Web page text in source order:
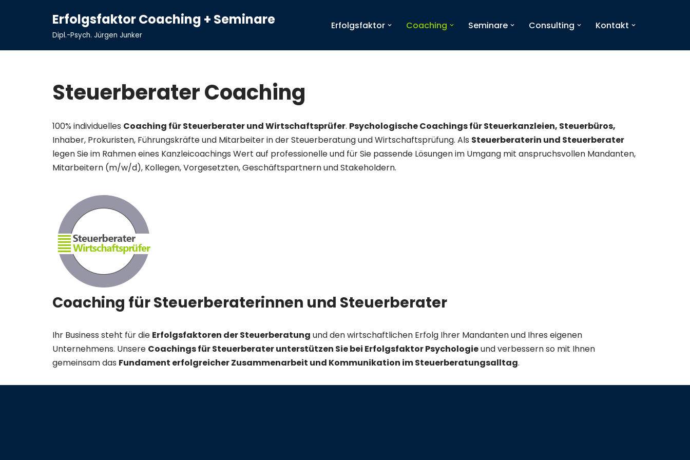
Erfolgsfaktor Coaching + Seminare
Dipl.-Psych. Jürgen Junker
Erfolgsfaktor Coaching Seminare Consulting Kontakt
Steuerberater Coaching
100% individuelles Coaching für Steuerberater und Wirtschaftsprüfer. Psychologische Coachings für Steuerkanzleien, Steuerbüros,
Inhaber, Prokuristen, Führungskräfte und Mitarbeiter in der Steuerberatung und Wirtschaftsprüfung. Als Steuerberaterin und Steuerberater
legen Sie im Rahmen eines Kanzleicoachings Wert auf professionelle und für Sie passende Lösungen im Umgang mit anspruchsvollen Mandanten,
Mitarbeitern (m/w/d), Kollegen, Vorgesetzten, Geschäftspartnern und Stakeholdern.
Coaching für Steuerberaterinnen und Steuerberater
Ihr Business steht für die Erfolgsfaktoren der Steuerberatung und den wirtschaftlichen Erfolg Ihrer Mandanten und Ihres eigenen
Unternehmens. Unsere Coachings für Steuerberater unterstützen Sie bei Erfolgsfaktor Psychologieund verbessern so mit Ihnen
gemeinsam das Fundament erfolgreicher Zusammenarbeit und Kommunikation im Steuerberatungsalltag.